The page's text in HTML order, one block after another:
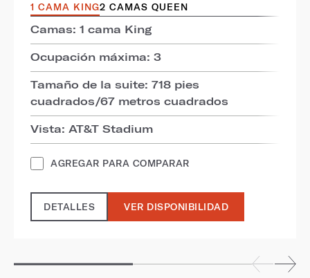
1 CAMA KING2 CAMAS QUEEN
Camas: 1 cama King
Ocupación máxima: 3
Tamaño de la suite: 718 pies
cuadrados/67 metros cuadrados
Vista: AT&T Stadium
AGREGAR PARA COMPARAR
DETALLES VER DISPONIBILIDAD